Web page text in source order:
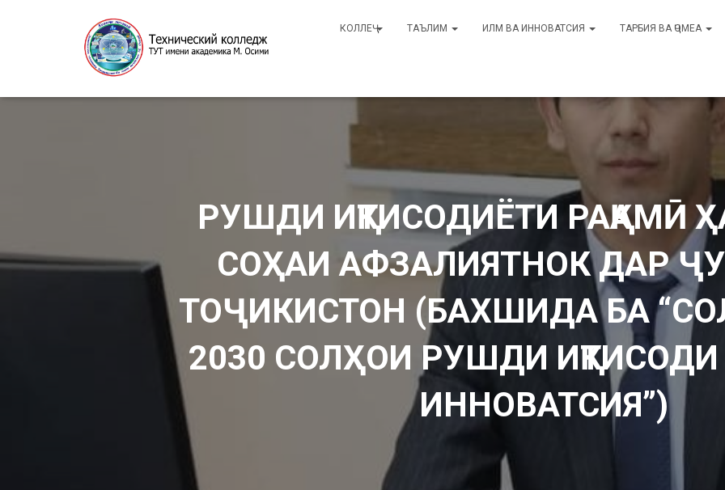
КОЛЛЕҶ ТАЪЛИМ ИЛМ ВА ИННОВАТСИЯ ТАРБИЯ ВА ҶОМЕА
РУШДИ ИҚТИСОДИЁТИ РАҚАМӢ
СОҲАИ АФЗАЛИЯТНОК ДАР
ТОҶИКИСТОН (БАХШИДА БА
2030 СОЛҲОИ РУШДИ ИҚТИСОДИ
ИННОВАТСИЯ”)